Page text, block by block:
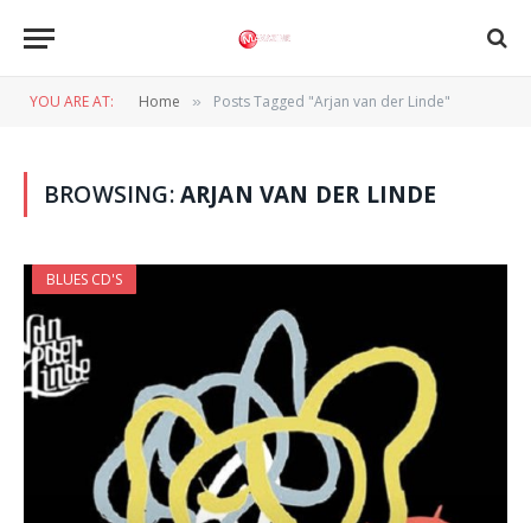
YOU ARE AT: Home » Posts Tagged "Arjan van der Linde"
BROWSING:ARJAN VAN DER LINDE
BLUES CD'S